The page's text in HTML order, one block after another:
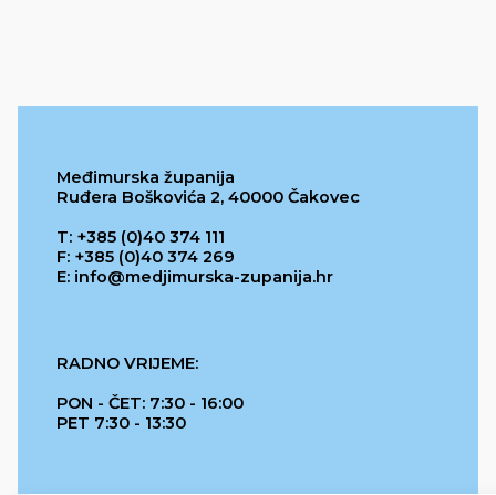
Međimurska županija
Ruđera Boškovića 2, 40000 Čakovec
T: +385 (0)40 374 111
F: +385 (0)40 374 269
E: info@medjimurska-zupanija.hr
RADNO VRIJEME:
PON - ČET: 7:30 - 16:00
PET 7:30 - 13:30